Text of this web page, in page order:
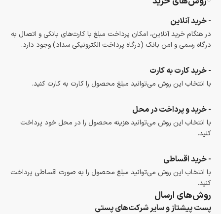
- خرید آنلاین
در هنگام خرید آنلاین، امکان پرداخت مبلغ با کارت‌های بانکی و اتصال به
درگاه رسمی و امن بانک (درگاه پرداخت الکترونیکی سداد) وجود دارد.
- خرید کارت به کارت
با انتخاب این روش می‌توانید مبلغ محصول را کارت به کارت کنید.
- خرید و پرداخت در محل
با انتخاب این روش می‌توانید هزینه محصول را در محل خود پرداخت
کنید.
- خرید اقساطی
با انتخاب این روش می‌توانید مبلغ محصول را به صورت اقساطی پرداخت
کنید.
روش‌های ارسال
پست پیشتاز و سایر شرکت‌های پستی